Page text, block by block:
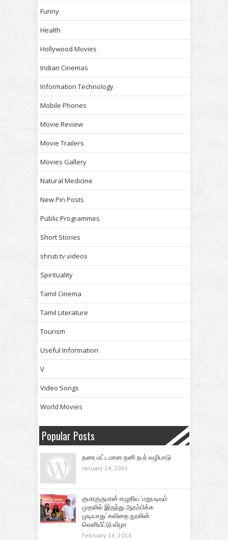
Funny
Health
Hollywood Movies
Indian Cinemas
Information Technology
Mobile Phones
Movie Review
Movie Trailers
Movies Gallery
Natural Medicine
New Pin Posts
Public Programmes
Short Stories
shruti.tv videos
Spirituality
Tamil Cinema
Tamil Literature
Tourism
Useful Information
V
Video Songs
World Movies
Popular Posts
தரை மட்டமான தனி நபர் வழிபாடு
January 24, 2015
குமரகுருபரன் எழுதிய ‘மறுபடியும்
முதலில் இருந்து ஆரம்பிக்க
முடியாது’ கவிதை நூலின்
வெளியீட்டு விழா
February 14, 2016